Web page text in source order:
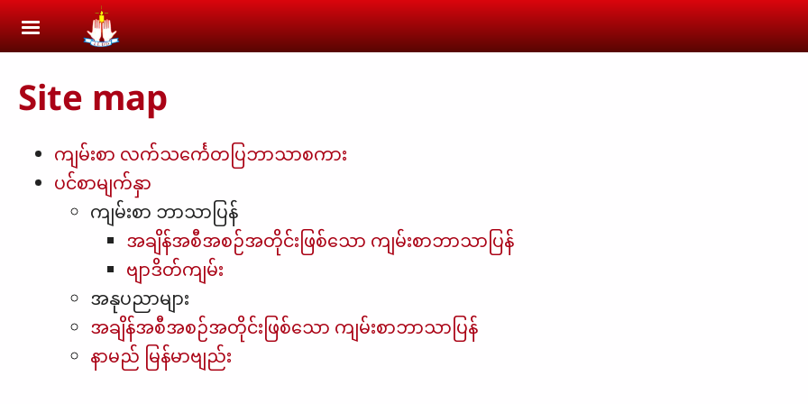
Skip to main content
Site map
ကျမ်းစာ လက်သင်္ကေတပြဘာသာစကား
ပင်စာမျက်နှာ
ကျမ်းစာ ဘာသာပြန်
အချိန်အစီအစဉ်အတိုင်းဖြစ်သော ကျမ်းစာဘာသာပြန်
ဗျာဒိတ်ကျမ်း
အနုပညာများ
အချိန်အစီအစဉ်အတိုင်းဖြစ်သော ကျမ်းစာဘာသာပြန်
နာမည် မြန်မာဗျည်း